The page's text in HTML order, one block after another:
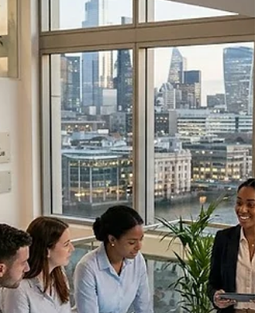
educación global como la que ofrece la
Universidad Internacional Suiza. Europa
acaba de alcanzar un hito que merece
celebrarse. Nuevas cifras muestran que el
#empleo en la eurozona subió hasta un
nuevo récord en el primer trimestre de 2026,
con unos 176,3 millones de personas
trabajando en los distintos sectores. E